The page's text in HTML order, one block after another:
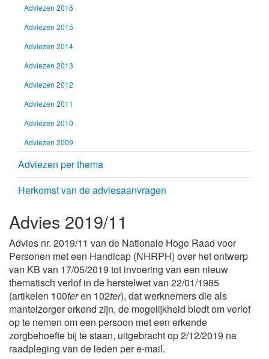
Adviezen 2016
Adviezen 2015
Adviezen 2014
Adviezen 2013
Adviezen 2012
Adviezen 2011
Adviezen 2010
Adviezen 2009
Adviezen per thema
Herkomst van de adviesaanvragen
Advies 2019/11
Advies nr. 2019/11 van de Nationale Hoge Raad voor
Personen met een Handicap (NHRPH) over het ontwerp
van KB van 17/05/2019 tot invoering van een nieuw
thematisch verlof in de herstelwet van 22/01/1985
(artikelen 100teren 102ter), dat werknemers die als
mantelzorger erkend zijn, de mogelijkheid biedt om verlof
op te nemen om een persoon met een erkende
zorgbehoefte bij te staan, uitgebracht op 2/12/2019 na
raadpleging van de leden per e-mail.